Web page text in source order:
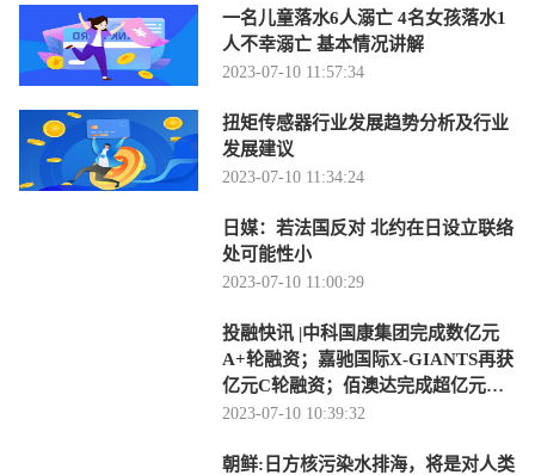
一名儿童落水6人溺亡 4名女孩落水1
人不幸溺亡 基本情况讲解
2023-07-10 11:57:34
扭矩传感器行业发展趋势分析及行业
发展建议
2023-07-10 11:34:24
日媒：若法国反对 北约在日设立联络
处可能性小
2023-07-10 11:00:29
投融快讯 |中科国康集团完成数亿元
A+轮融资；嘉驰国际X-GIANTS再获
亿元C轮融资；佰澳达完成超亿元新
一轮融资
2023-07-10 10:39:32
朝鲜:日方核污染水排海，将是对人类